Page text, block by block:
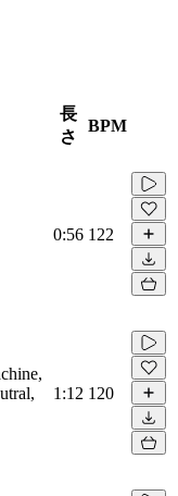
長
さ
BPM
0:56 122
1:12 120